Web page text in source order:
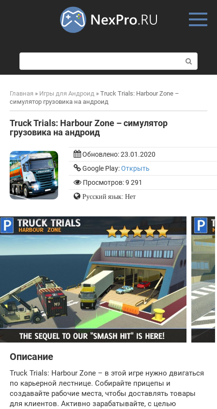
о
и
к
Главная » Игры для Андроид » Truck Trials: Harbour Zone –
симулятор грузовика на андроид
Truck Trials: Harbour Zone – симулятор
грузовика на андроид
Обновлено:23.01.2020
Google Play:Открыть
Просмотров: 9 291
Русский язык: Нет
Описание
Truck Trials: Harbour Zone – в этой игре нужно двигаться
по карьерной лестнице. Собирайте прицепы и
создавайте рабочие места, чтобы доставлять товары
для клиентов. Активно зарабатывайте, с целью